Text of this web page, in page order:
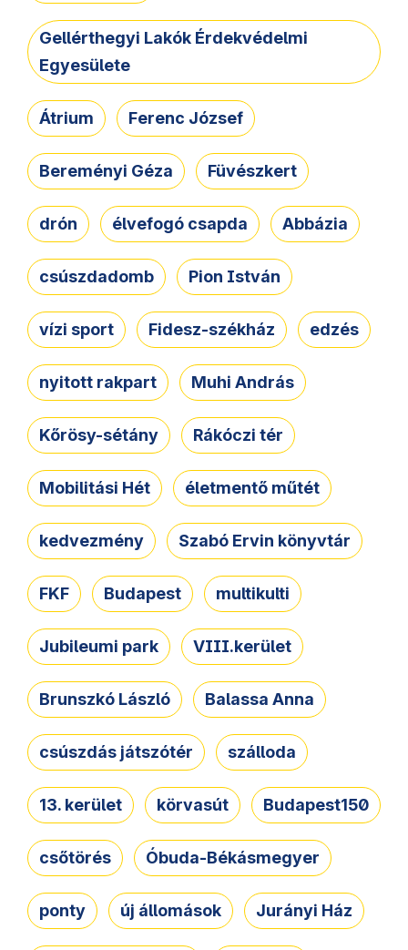
Gellérthegyi Lakók Érdekvédelmi
Egyesülete
Átrium Ferenc József
Bereményi Géza Füvészkert
drón élvefogó csapda Abbázia
csúszdadomb Pion István
vízi sport Fidesz-székház edzés
nyitott rakpart Muhi András
Kőrösy-sétány Rákóczi tér
Mobilitási Hét életmentő műtét
kedvezmény Szabó Ervin könyvtár
FKF Budapest multikulti
Jubileumi park VIII.kerület
Brunszkó László Balassa Anna
csúszdás játszótér szálloda
13. kerület körvasút Budapest150
csőtörés Óbuda-Békásmegyer
ponty új állomások Jurányi Ház